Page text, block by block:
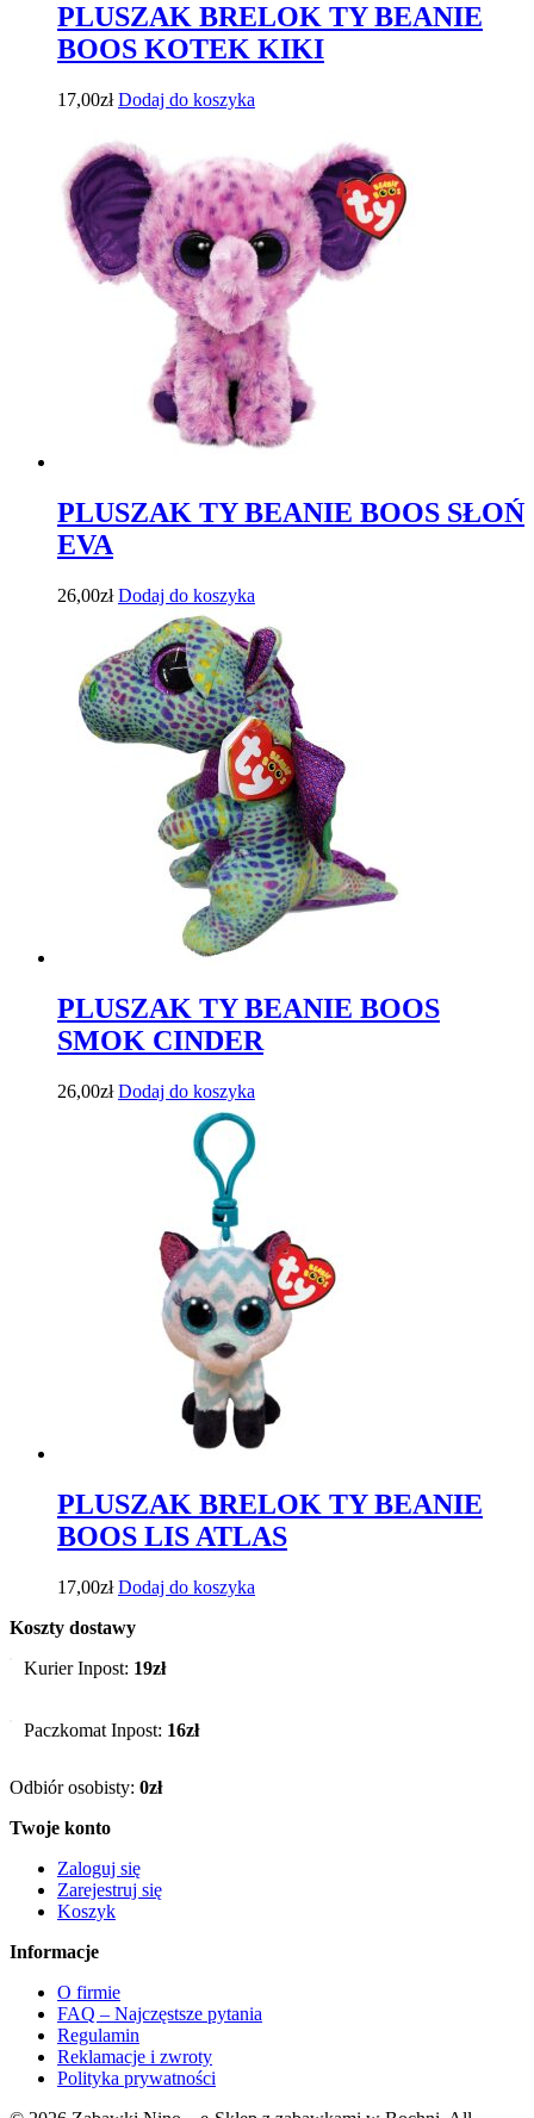
PLUSZAK BRELOK TY BEANIE
BOOS KOTEK KIKI
17,00zł Dodaj do koszyka
PLUSZAK TY BEANIE BOOS SŁOŃ
EVA
26,00zł Dodaj do koszyka
PLUSZAK TY BEANIE BOOS
SMOK CINDER
26,00zł Dodaj do koszyka
PLUSZAK BRELOK TY BEANIE
BOOS LIS ATLAS
17,00zł Dodaj do koszyka
Koszty dostawy
Kurier Inpost: 19zł
Paczkomat Inpost: 16zł
Odbiór osobisty: 0zł
Twoje konto
Zaloguj się
Zarejestruj się
Koszyk
Informacje
O firmie
FAQ – Najczęstsze pytania
Regulamin
Reklamacje i zwroty
Polityka prywatności